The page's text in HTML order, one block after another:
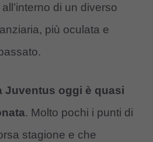
di un diverso
più oculata e
Juventus oggi è quasi
. Molto pochi i punti di
stagione e che